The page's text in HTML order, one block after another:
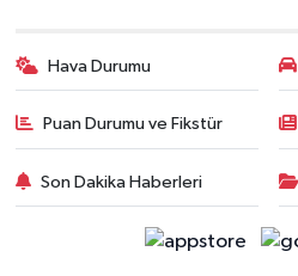
Hava Durumu
Puan Durumu ve Fikstür
Son Dakika Haberleri